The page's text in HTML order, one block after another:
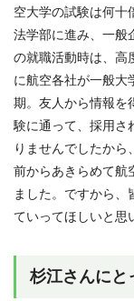
空大学の試験は何十
法学部に進み、一般
の就職活動時は、高
に航空各社が一般大
期。友人から情報を
験に通って、採用さ
りませんでしたから
前からあきらめて航
ました。ですから、
ていってほしいと思
杉江さんにと